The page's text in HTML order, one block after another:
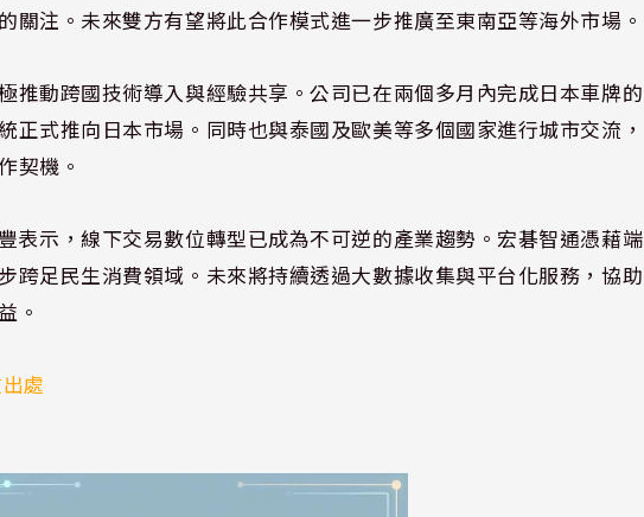
關注。未來雙方有望將此合作模式進一步推廣至東南亞等海外市場。
推動跨國技術導入與經驗共享。公司已在兩個多月內完成日本車牌的
正式推向日本市場。同時也與泰國及歐美等多個國家進行城市交流，
契機。
表示，線下交易數位轉型已成為不可逆的產業趨勢。宏碁智通憑藉端
跨足民生消費領域。未來將持續透過大數據收集與平台化服務，協助
。
處